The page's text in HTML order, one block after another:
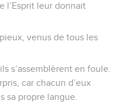
l’Esprit leur donnait
venus de tous les
s’assemblèrent en foule.
car chacun d’eux
sa propre langue.